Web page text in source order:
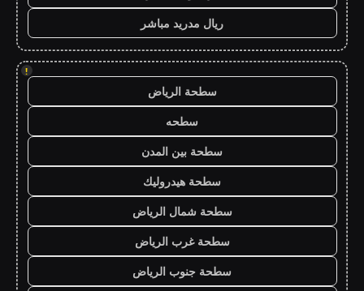
ريال مدريد مباشر
!
سطحة الرياض
سطحه
سطحة بين المدن
سطحة هيدروليك
سطحة شمال الرياض
سطحة غرب الرياض
سطحة جنوب الرياض